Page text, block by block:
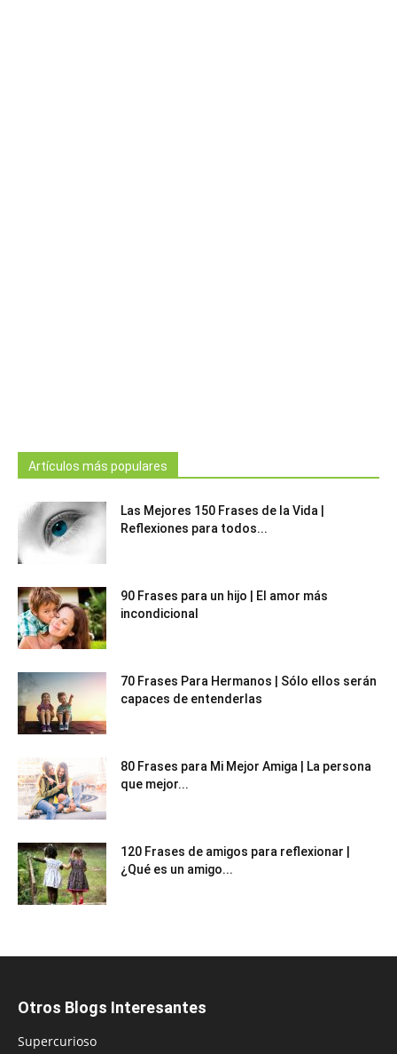
Artículos más populares
Las Mejores 150 Frases de la Vida |
Reflexiones para todos...
90 Frases para un hijo | El amor más
incondicional
70 Frases Para Hermanos | Sólo ellos serán
capaces de entenderlas
80 Frases para Mi Mejor Amiga | La persona
que mejor...
120 Frases de amigos para reflexionar |
¿Qué es un amigo...
Otros Blogs Interesantes
Supercurioso